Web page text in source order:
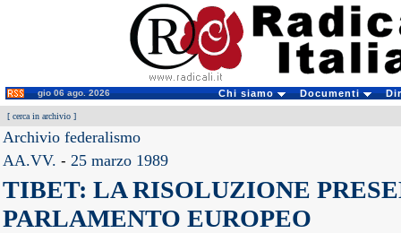
gio 06 ago. 2026 Chi siamo Documenti
[ cerca in archivio ]
Archivio federalismo
AA.VV. - 25 marzo 1989
TIBET: LA RISOLUZIONE
PARLAMENTO EUROPEO